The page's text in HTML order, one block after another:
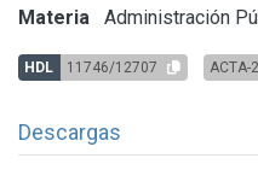
Materia Administración
HDL 11746/12707 ACTA-
Descargas